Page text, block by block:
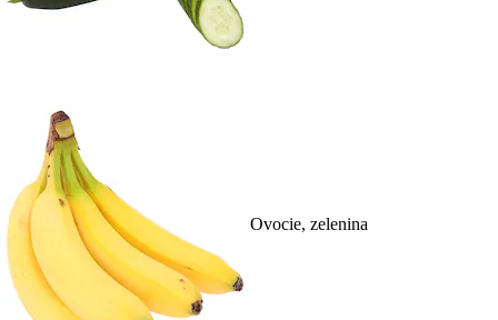
Ovocie, zelenina